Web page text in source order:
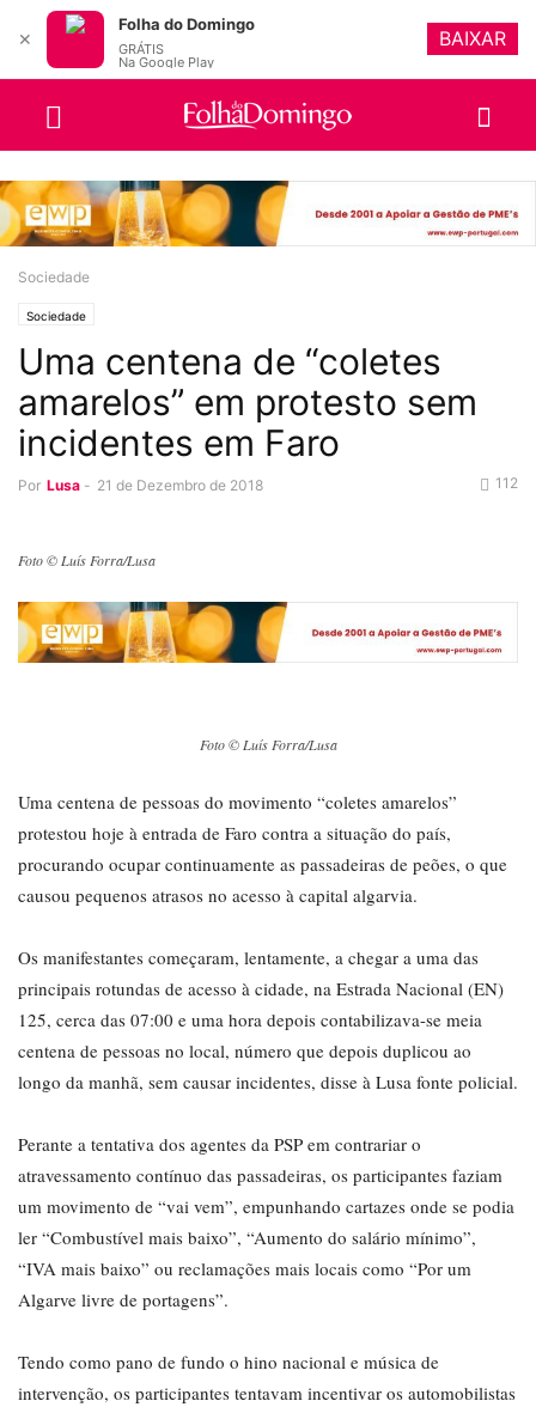
Sociedade
Sociedade
Uma centena de “coletes
amarelos” em protesto sem
incidentes em Faro
Por Lusa - 21 de Dezembro de 2018 112
Foto © Luís Forra/Lusa
Foto © Luís Forra/Lusa
Uma centena de pessoas do movimento “coletes amarelos”
protestou hoje à entrada de Faro contra a situação do país,
procurando ocupar continuamente as passadeiras de peões, o que
causou pequenos atrasos no acesso à capital algarvia.
Os manifestantes começaram, lentamente, a chegar a uma das
principais rotundas de acesso à cidade, na Estrada Nacional (EN)
125, cerca das 07:00 e uma hora depois contabilizava-se meia
centena de pessoas no local, número que depois duplicou ao
longo da manhã, sem causar incidentes, disse à Lusa fonte policial.
Perante a tentativa dos agentes da PSP em contrariar o
atravessamento contínuo das passadeiras, os participantes faziam
um movimento de “vai vem”, empunhando cartazes onde se podia
ler “Combustível mais baixo”, “Aumento do salário mínimo”,
“IVA mais baixo” ou reclamações mais locais como “Por um
Algarve livre de portagens”.
Tendo como pano de fundo o hino nacional e música de
intervenção, os participantes tentavam incentivar os automobilistas
✕
Folha do Domingo
GRÁTIS
Na Google Play
BAIXAR